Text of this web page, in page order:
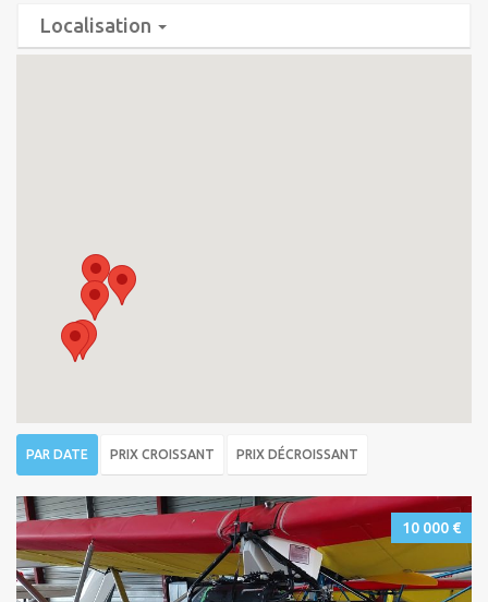
Localisation
PAR DATE PRIX CROISSANT PRIX DÉCROISSANT
10 000 €